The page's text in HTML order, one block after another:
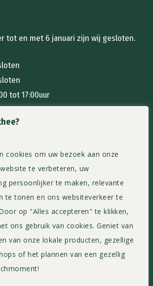
cookies om uw bezoek aan onze
te verbeteren, uw
persoonlijker te maken, relevante
te tonen en ons websiteverkeer te
op "Alles accepteren" te klikken,
ons gebruik van cookies. Geniet van
van onze lokale producten, gezellige
of het plannen van een gezellig
tot en met 6 januari zijn wij gesloten.
tot 17:00uur
17:00uur
tot 17:00uur